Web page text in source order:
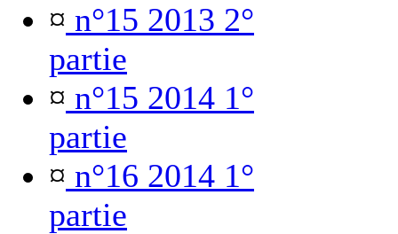
¤ n°15 2013 2°
partie
¤ n°15 2014 1°
partie
¤ n°16 2014 1°
partie